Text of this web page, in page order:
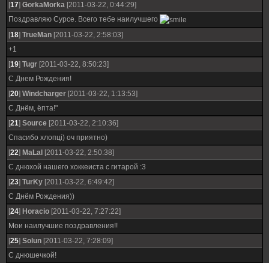
[17] GorkaMorka [2011-03-22, 0:44:29]
Поздравляю Сурсе. Всего тебе наилучшего
[18] TrueMan [2011-03-22, 2:58:03]
+1
[19] Tugr [2011-03-22, 8:50:23]
C Днем Рождения!
[20] Windcharger [2011-03-22, 1:13:53]
С Днём, ёпта!"
[21] Source [2011-03-22, 2:10:36]
Спасибо хлопцi) оч приятно)
[22] MaLal [2011-03-22, 2:50:38]
С днюхой нашего хоккеиста с гитарой :3
[23] TurKy [2011-03-22, 6:49:42]
С Днём Рождения))
[24] Horacio [2011-03-22, 7:27:22]
Мои наилучшие поздравления!!
[25] Solun [2011-03-22, 7:28:09]
С днюшечкой!